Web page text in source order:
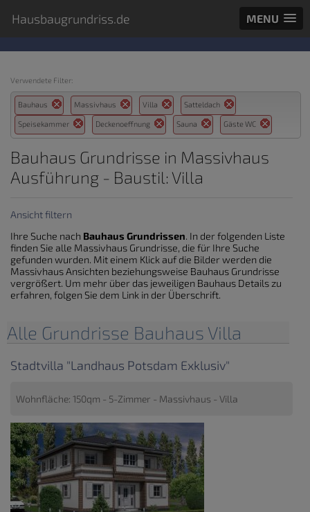
Hausbaugrundriss.de MENU
Verwendete Filter:
Bauhaus Massivhaus Villa Satteldach
Speisekammer Deckenoeffnung Sauna Gäste WC
Bauhaus Grundrisse in Massivhaus
Ausführung - Baustil: Villa
Ansicht filtern
Ihre Suche nach Bauhaus Grundrissen. In der folgenden Liste
finden Sie alle Massivhaus Grundrisse, die für Ihre Suche
gefunden wurden. Mit einem Klick auf die Bilder werden die
Massivhaus Ansichten beziehungsweise Bauhaus Grundrisse
vergrößert. Um mehr über das jeweiligen Bauhaus Details zu
erfahren, folgen Sie dem Link in der Überschrift.
Alle Grundrisse Bauhaus Villa
Stadtvilla "Landhaus Potsdam Exklusiv"
Wohnfläche: 150qm - 5-Zimmer - Massivhaus - Villa